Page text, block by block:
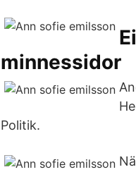
minnessidor
Politik.